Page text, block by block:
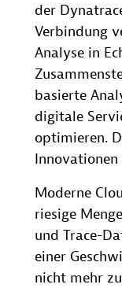
der
Verbindung
Analyse in
basierte
digitale
optimieren.
Innovationen
Moderne
riesige
und Trace-
einer
nicht mehr